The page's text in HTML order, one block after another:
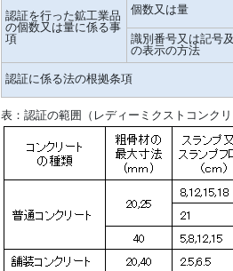
認証を行った鉱工業品
の個数又は量に係る事
項
個数又は量
識別番号又は記号
の表示の方法
認証に係る法の根拠条項
表：認証の範囲（レディーミクストコンク